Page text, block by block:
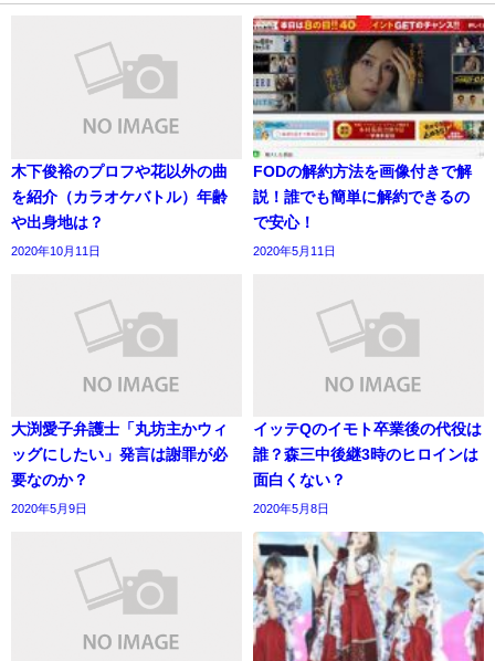
木下俊裕のプロフや花以外の曲
を紹介（カラオケバトル）年齢
や出身地は？
2020年10月11日
FODの解約方法を画像付きで解
説！誰でも簡単に解約できるの
で安心！
2020年5月11日
大渕愛子弁護士「丸坊主かウィ
ッグにしたい」発言は謝罪が必
要なのか？
2020年5月9日
イッテQのイモト卒業後の代役は
誰？森三中後継3時のヒロインは
面白くない？
2020年5月8日